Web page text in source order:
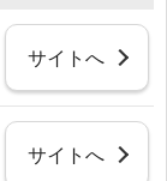
サイトへ
サイトへ